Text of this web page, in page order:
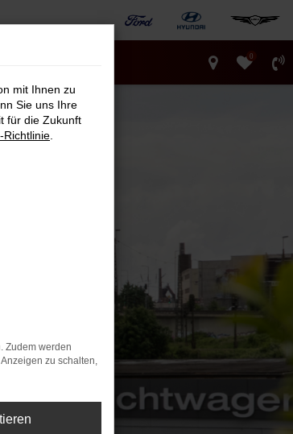
0
mit Ihnen zu
Sie uns Ihre
für die Zukunft
Richtlinie
Zudem werden
zu schalten,